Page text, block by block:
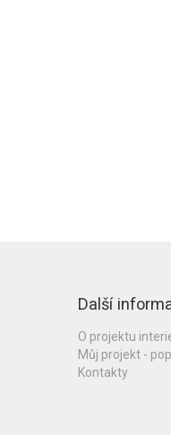
Další
O projektu
Můj projekt -
Kontakty